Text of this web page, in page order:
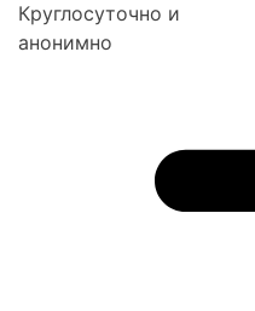
Круглосуточно и
анонимно